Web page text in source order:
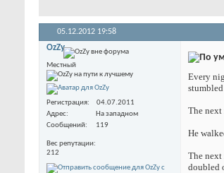
05.12.2012 19:58
OzZy
Местный
Регистрация
04.07.2011
Адрес
На западном
Сообщений
119
Вес репутации
212
Every
The next
He
The next
doubled